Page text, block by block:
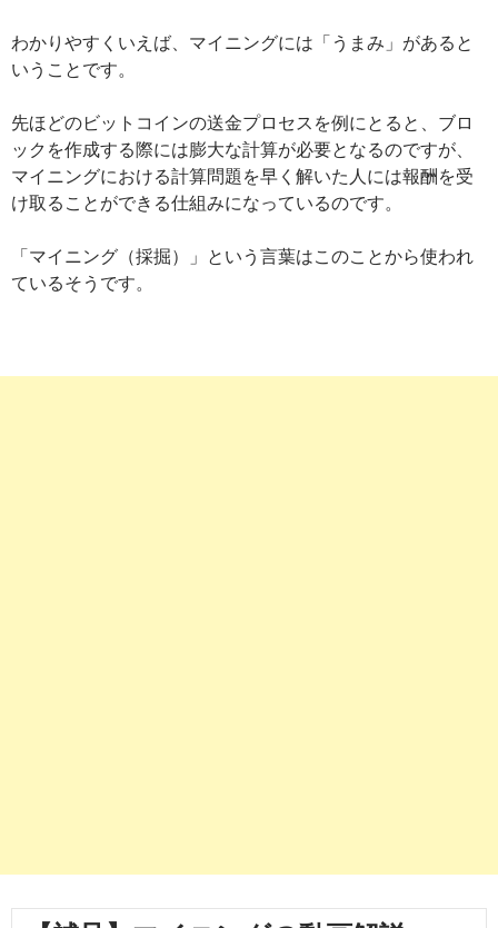
わかりやすくいえば、マイニングには「うまみ」があると
いうことです。
先ほどのビットコインの送金プロセスを例にとると、ブロ
ックを作成する際には膨大な計算が必要となるのですが、
マイニングにおける計算問題を早く解いた人には報酬を受
け取ることができる仕組みになっているのです。
「マイニング（採掘）」という言葉はこのことから使われ
ているそうです。